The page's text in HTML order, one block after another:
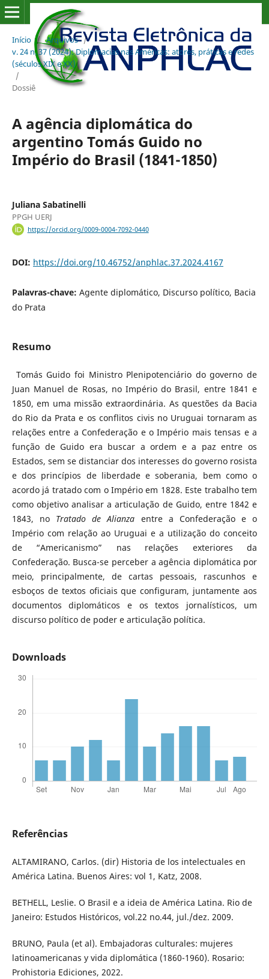
Início / Arquivos /
v. 24 n. 37 (2024): Diplomacias nas Américas: atores, práticas e redes
(séculos XIX e XX)
/
Dossiê
A agência diplomática do
argentino Tomás Guido no
Império do Brasil (1841-1850)
Juliana Sabatinelli
PPGH UERJ
https://orcid.org/0009-0004-7092-0440
DOI: https://doi.org/10.46752/anphlac.37.2024.4167
Palavras-chave: Agente diplomático, Discurso político, Bacia
do Prata
Resumo
Tomás Guido foi Ministro Plenipotenciário do governo de
Juan Manuel de Rosas, no Império do Brasil, entre 1841 e
1850, em uma missão extraordinária. As questões da Bacia
do Rio da Prata e os conflitos civis no Uruguai tornaram as
relações entre a Confederação e o Império mais tensas e a
função de Guido era buscar a ordem e a paz entre os
Estados, sem se distanciar dos interesses do governo rosista
e dos princípios de liberdade e soberania, bem como o
acordo já tratado com o Império em 1828. Este trabalho tem
como objetivo analisar a articulação de Guido, entre 1842 e
1843, no Tratado de Alianza entre a Confederação e o
Império com relação ao Uruguai e a utilização do conceito
de “Americanismo” nas relações exteriores da
Confederação. Busca-se perceber a agência diplomática por
meio, principalmente, de cartas pessoais, rascunhos e
esboços de textos oficiais que configuram, juntamente aos
documentos diplomáticos e os textos jornalísticos, um
discurso político de poder e articulação política.
Downloads
Referências
ALTAMIRANO, Carlos. (dir) Historia de los intelectuales en
América Latina. Buenos Aires: vol 1, Katz, 2008.
BETHELL, Leslie. O Brasil e a ideia de América Latina. Rio de
Janeiro: Estudos Históricos, vol.22 no.44, jul./dez. 2009.
BRUNO, Paula (et al). Embajadoras culturales: mujeres
latinoamericanas y vida diplomática (1860-1960). Rosario:
Prohistoria Ediciones, 2022.